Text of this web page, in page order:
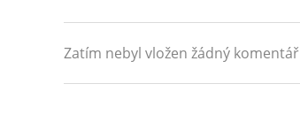
Zatím nebyl vložen žádný komentář